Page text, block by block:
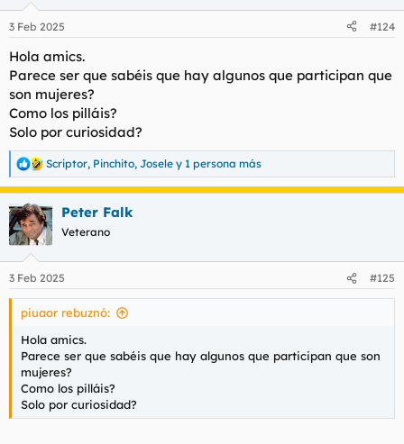
e
:
3 Feb 2025 #124
Hola amics.
Parece ser que sabéis que hay algunos que participan que
son mujeres?
Como los pilláis?
Solo por curiosidad?
R
e
a
c
c
i
e
s
Scriptor, Pinchito, Josele y 1 persona más
Peter Falk
Veterano
3 Feb 2025 #125
piuaor rebuznó:
Hola amics.
Parece ser que sabéis que hay algunos que participan que son
mujeres?
Como los pilláis?
Solo por curiosidad?